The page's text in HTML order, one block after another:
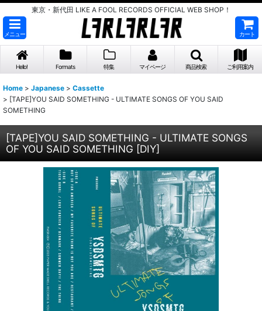
東京・新代田 LIKE A FOOL RECORDS OFFICIAL WEB SHOP！
メニュー カート
Hello! Formats 特集 マイページ 商品検索 ご利用案内
Home > Japanese > Cassette
> [TAPE]YOU SAID SOMETHING - ULTIMATE SONGS OF YOU SAID
SOMETHING
[TAPE]YOU SAID SOMETHING - ULTIMATE SONGS
OF YOU SAID SOMETHING [DIY]